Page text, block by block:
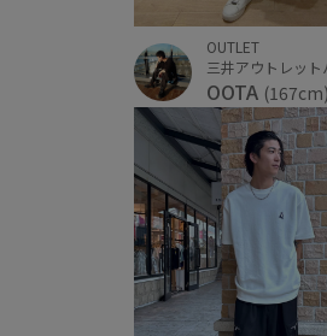
OUTLET
OOTA (167cm)